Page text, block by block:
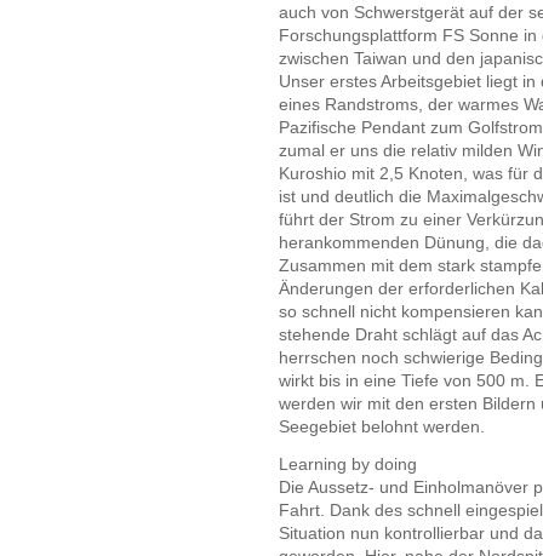
auch von Schwerstgerät auf der
Forschungsplattform FS Sonne
zwischen Taiwan und den
Unser erstes Arbeitsgebiet liegt
eines Randstroms, der warmes
Pazifische Pendant zum
zumal er uns die relativ milden
Kuroshio mit 2,5 Knoten, was für
ist und deutlich die
führt der Strom zu einer
herankommenden Dünung, die
Zusammen mit dem stark
Änderungen der erforderlichen
so schnell nicht kompensieren
stehende Draht schlägt auf das
herrschen noch schwierige
wirkt bis in eine Tiefe von 500 m.
werden wir mit den ersten
Seegebiet belohnt werden.
Learning by doing
Die Aussetz- und Einholmanöver
Fahrt. Dank des schnell
Situation nun kontrollierbar und